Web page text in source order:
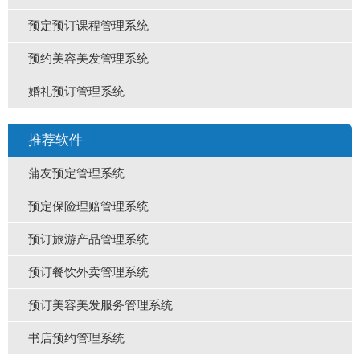
预定预订课程管理系统
预约美容美发管理系统
婚礼预订管理系统
推荐软件
蒲友预定管理系统
预定保险理赔管理系统
预订旅游产品管理系统
预订餐饮外卖管理系统
预订美容美发服务管理系统
书店预约管理系统